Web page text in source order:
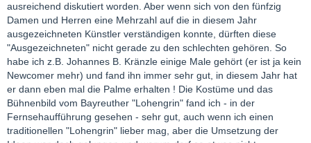
ausreichend diskutiert worden. Aber wenn sich von den fünfzig
Damen und Herren eine Mehrzahl auf die in diesem Jahr
ausgezeichneten Künstler verständigen konnte, dürften diese
"Ausgezeichneten" nicht gerade zu den schlechten gehören. So
habe ich z.B. Johannes B. Kränzle einige Male gehört (er ist ja kein
Newcomer mehr) und fand ihn immer sehr gut, in diesem Jahr hat
er dann eben mal die Palme erhalten ! Die Kostüme und das
Bühnenbild vom Bayreuther "Lohengrin" fand ich - in der
Fernsehaufführung gesehen - sehr gut, auch wenn ich einen
traditionellen "Lohengrin" lieber mag, aber die Umsetzung der